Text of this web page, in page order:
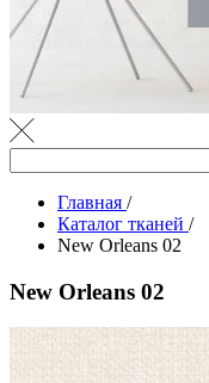
Главная /
Каталог тканей /
New Orleans 02
New Orleans 02